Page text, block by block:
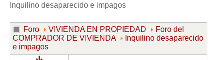
Requerimientos y comunicaciones
Para contratos anteriores al 6 de junio de 2013
Para contratos de Renta Antigua
Inquilino desaparecido e impagos
Foro VIVIENDA EN PROPIEDAD
Foro del
COMPRADOR DE VIVIENDA
Inquilino desaparecido
e impagos